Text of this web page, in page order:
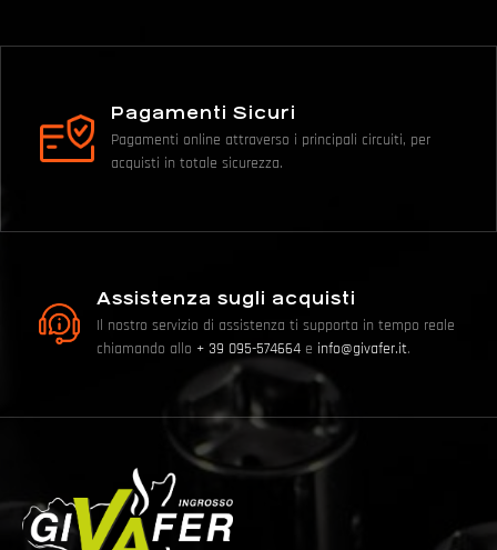
Pagamenti Sicuri
Pagamenti online attraverso i principali circuiti, per
acquisti in totale sicurezza.
Assistenza sugli acquisti
Il nostro servizio di assistenza ti supporta in tempo reale
chiamando allo + 39 095-574664 e info@givafer.it.